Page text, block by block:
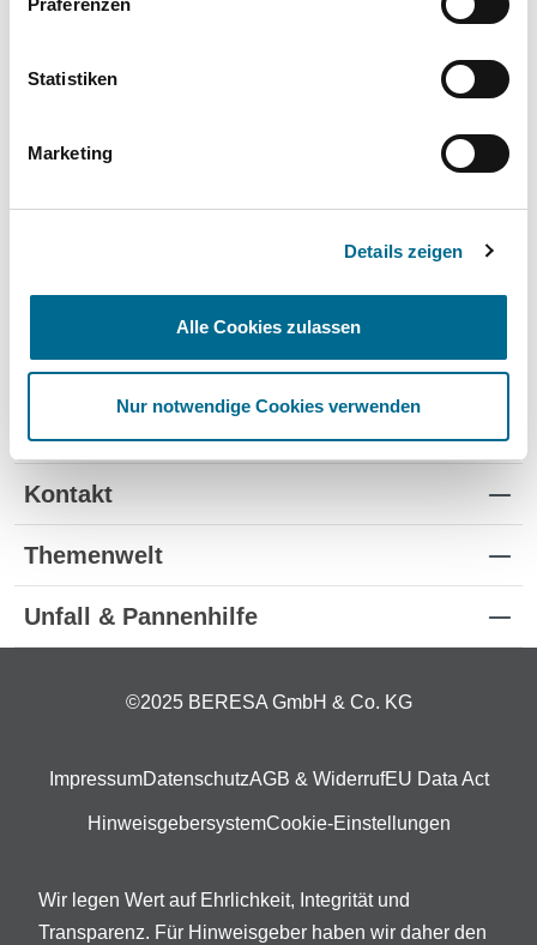
Präferenzen
Statistiken
Marketing
Details zeigen
Alle Cookies zulassen
Nur notwendige Cookies verwenden
Schnelle Verfügbarkeit
Flexible Laufzeiten ✔ - -
- -
Standorte
Kontakt
Themenwelt
Unfall & Pannenhilfe
©2025 BERESA GmbH & Co. KG
ImpressumDatenschutzAGB & WiderrufEU Data Act
HinweisgebersystemCookie-Einstellungen
Wir legen Wert auf Ehrlichkeit, Integrität und
Transparenz. Für Hinweisgeber haben wir daher den